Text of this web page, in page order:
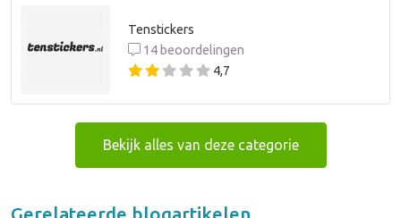
Tenstickers
14 beoordelingen
4,7
Bekijk alles van deze categorie